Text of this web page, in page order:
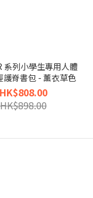
系列小學生專用人體
護脊書包 - 薰衣草色
HK$808.00
HK$898.00